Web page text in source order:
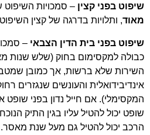
שיפוט בפני קצין – סמכויות השיפוט
מאוד, ותלויות בדרגה של קצין
שיפוט בפני בית הדין הצבאי –
כבולה למקסימום בחוק (שלש שנות
השירות שלא ברשות, אך כמובן
אינדיבידואלית והעונשים שנגזרים
המקסימלי). אם חייל נדון בפני
שופט יכול להטיל עליו בגין התיק
הרכב יכול להטיל גם מעל שנת מאסר.